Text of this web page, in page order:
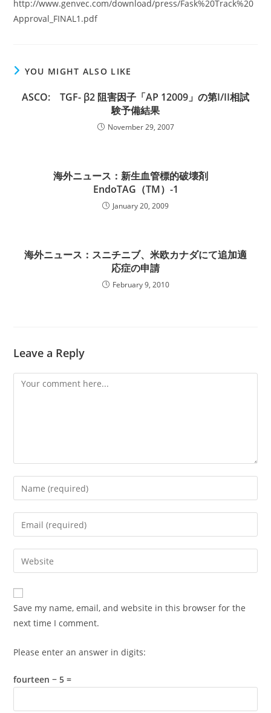
http://www.genvec.com/download/press/Fask%20Track%20
Approval_FINAL1.pdf
YOU MIGHT ALSO LIKE
ASCO: TGF- β2 阻害因子「AP 12009」の第I/II相試
験予備結果
November 29, 2007
海外ニュース：新生血管標的破壊剤
EndoTAG（TM）-1
January 20, 2009
海外ニュース：スニチニブ、米欧カナダにて追加適
応症の申請
February 9, 2010
Leave a Reply
Comment
Enter
your
name
comment
Enter
your
email
address
comment
Enter
your
website
URL
(optional)
Save my name, email, and website in this browser for the
next time I comment.
Please enter an answer in digits:
fourteen − 5 =